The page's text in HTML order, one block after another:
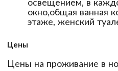
окно,общая ванная
этаже, женский
Цены
Цены на проживание в